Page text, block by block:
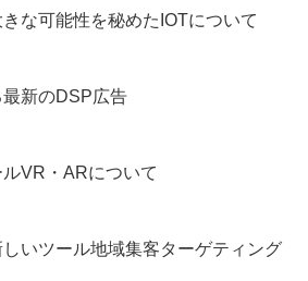
な可能性を秘めたIOTについて
新のDSP広告
VR・ARについて
いツール地域集客ターゲティング